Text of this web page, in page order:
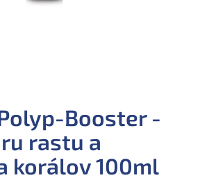
Booster -
rastu a
korálov 100ml